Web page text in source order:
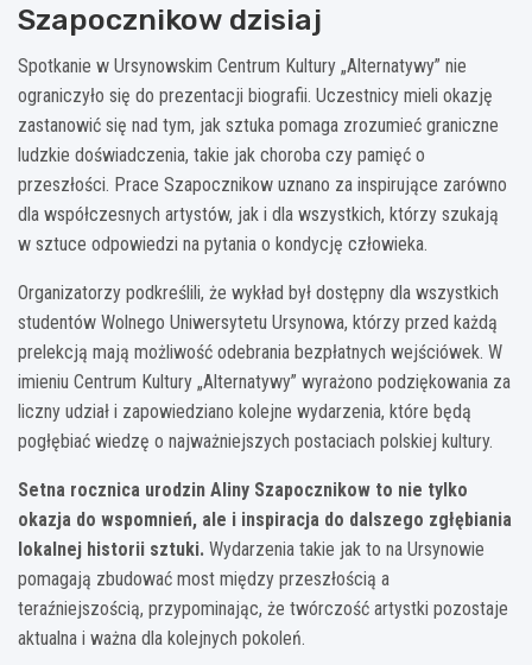
Szapocznikow dzisiaj
Spotkanie w Ursynowskim Centrum Kultury „Alternatywy” nie
ograniczyło się do prezentacji biografii. Uczestnicy mieli okazję
zastanowić się nad tym, jak sztuka pomaga zrozumieć graniczne
ludzkie doświadczenia, takie jak choroba czy pamięć o
przeszłości. Prace Szapocznikow uznano za inspirujące zarówno
dla współczesnych artystów, jak i dla wszystkich, którzy szukają
w sztuce odpowiedzi na pytania o kondycję człowieka.
Organizatorzy podkreślili, że wykład był dostępny dla wszystkich
studentów Wolnego Uniwersytetu Ursynowa, którzy przed każdą
prelekcją mają możliwość odebrania bezpłatnych wejściówek. W
imieniu Centrum Kultury „Alternatywy” wyrażono podziękowania za
liczny udział i zapowiedziano kolejne wydarzenia, które będą
pogłębiać wiedzę o najważniejszych postaciach polskiej kultury.
Setna rocznica urodzin Aliny Szapocznikow to nie tylko
okazja do wspomnień, ale i inspiracja do dalszego zgłębiania
lokalnej historii sztuki. Wydarzenia takie jak to na Ursynowie
pomagają zbudować most między przeszłością a
teraźniejszością, przypominając, że twórczość artystki pozostaje
aktualna i ważna dla kolejnych pokoleń.